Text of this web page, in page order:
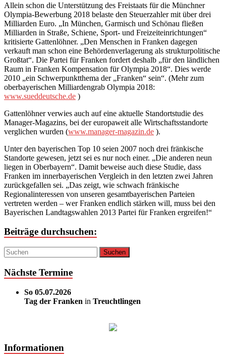
Allein schon die Unterstützung des Freistaats für die Münchner
Olympia-Bewerbung 2018 belaste den Steuerzahler mit über drei
Milliarden Euro. „In München, Garmisch und Schönau fließen
Milliarden in Straße, Schiene, Sport- und Freizeiteinrichtungen“
kritisierte Gattenlöhner. „Den Menschen in Franken dagegen
verkauft man schon eine Behördenverlagerung als strukturpolitische
Großtat“. Die Partei für Franken fordert deshalb „für den ländlichen
Raum in Franken Kompensation für Olympia 2018“. Dies werde
2010 „ein Schwerpunktthema der „Franken“ sein“. (Mehr zum
oberbayerischen Milliardengrab Olympia 2018:
www.sueddeutsche.de )
Gattenlöhner verwies auch auf eine aktuelle Standortstudie des
Manager-Magazins, bei der europaweit alle Wirtschaftsstandorte
verglichen wurden (www.manager-magazin.de ).
Unter den bayerischen Top 10 seien 2007 noch drei fränkische
Standorte gewesen, jetzt sei es nur noch einer. „Die anderen neun
liegen in Oberbayern“. Damit beweise auch diese Studie, dass
Franken im innerbayerischen Vergleich in den letzten zwei Jahren
zurückgefallen sei. „Das zeigt, wie schwach fränkische
Regionalinteressen von unseren gesamtbayerischen Parteien
vertreten werden – wer Franken endlich stärken will, muss bei den
Bayerischen Landtagswahlen 2013 Partei für Franken ergreifen!“
Beiträge durchsuchen:
Nächste Termine
So 05.07.2026
Tag der Franken in Treuchtlingen
Informationen